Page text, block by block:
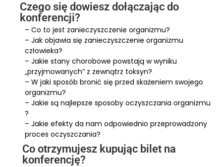
Czego się dowiesz dołączając do
konferencji?
– Co to jest zanieczyszczenie organizmu?
– Jak objawia się zanieczyszczenie organizmu
człowieka?
– Jakie stany chorobowe powstają w wyniku
„przyjmowanych” z zewnątrz toksyn?
– W jaki sposób bronić się przed skażeniem swojego
organizmu?
– Jakie są najlepsze sposoby oczyszczania organizmu
?
– Jakie efekty da nam odpowiednio przeprowadzony
proces oczyszczania?
Co otrzymujesz kupując bilet na
konferencję?